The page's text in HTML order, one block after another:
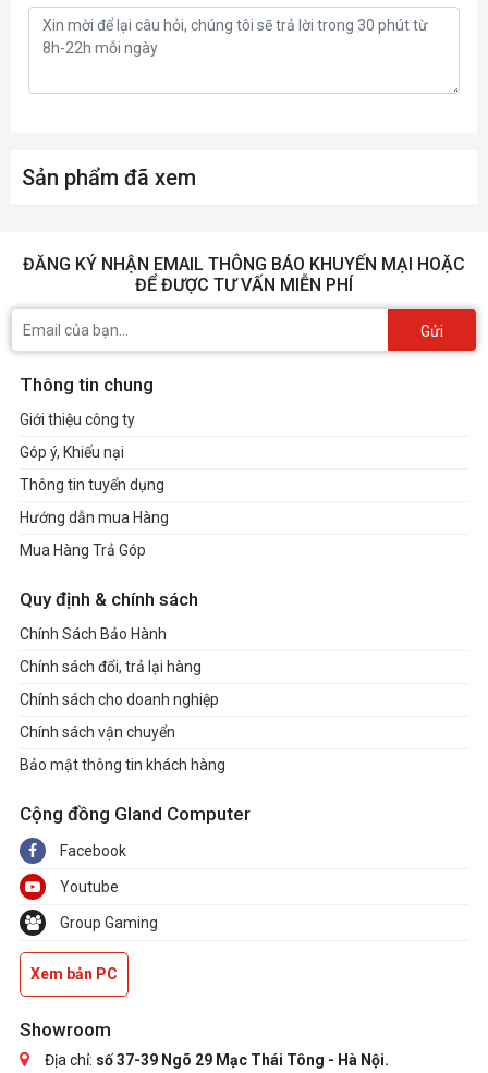
Sản phẩm đã xem
ĐĂNG KÝ NHẬN EMAIL THÔNG BÁO KHUYẾN MẠI HOẶC
ĐỂ ĐƯỢC TƯ VẤN MIỄN PHÍ
Gửi
Thông tin chung
Giới thiệu công ty
Góp ý, Khiếu nại
Thông tin tuyển dụng
Hướng dẫn mua Hàng
Mua Hàng Trả Góp
Quy định & chính sách
Chính Sách Bảo Hành
Chính sách đổi, trả lại hàng
Chính sách cho doanh nghiệp
Chính sách vận chuyển
Bảo mật thông tin khách hàng
Cộng đồng Gland Computer
Facebook
Youtube
Group Gaming
Xem bản PC
Showroom
Địa chỉ: số 37-39 Ngõ 29 Mạc Thái Tông - Hà Nội.